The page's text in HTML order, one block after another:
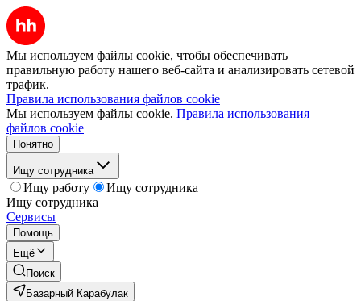
Мы используем файлы cookie, чтобы обеспечивать
правильную работу нашего веб-сайта и анализировать сетевой
трафик.
Правила использования файлов cookie
Мы используем файлы cookie. Правила использования
файлов cookie
Понятно
Ищу сотрудника
Ищу работу
Ищу сотрудника
Ищу сотрудника
Сервисы
Помощь
Ещё
Поиск
Базарный Карабулак